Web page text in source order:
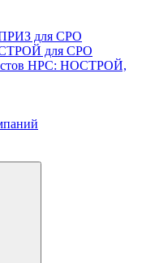
для СРО
для СРО
НРС: НОСТРОЙ,